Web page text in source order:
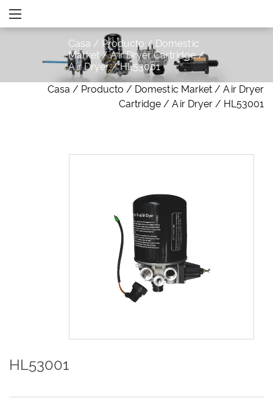
Casa / Producto / Domestic
Market/Air Dryer Cartridge/
Air Dryer/HL53001
Casa / Producto / Domestic Market / Air Dryer
Cartridge / Air Dryer / HL53001
HL53001